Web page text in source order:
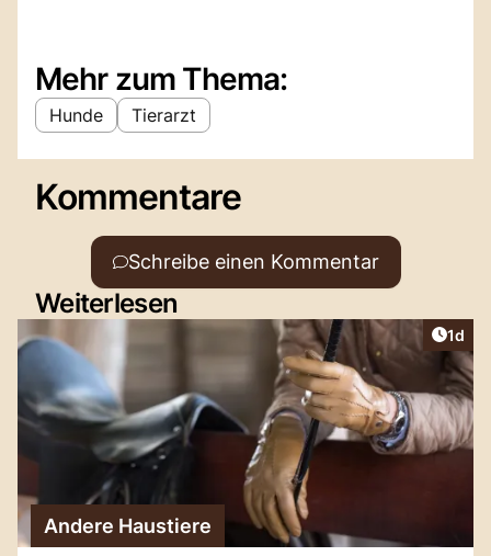
Mehr zum Thema:
Hunde Tierarzt
Kommentare
Schreibe einen Kommentar
Weiterlesen
1d
Andere Haustiere